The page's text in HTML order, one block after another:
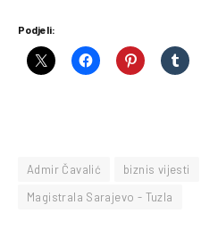
Podjeli:
Admir Čavalić biznis vijesti
Magistrala Sarajevo - Tuzla